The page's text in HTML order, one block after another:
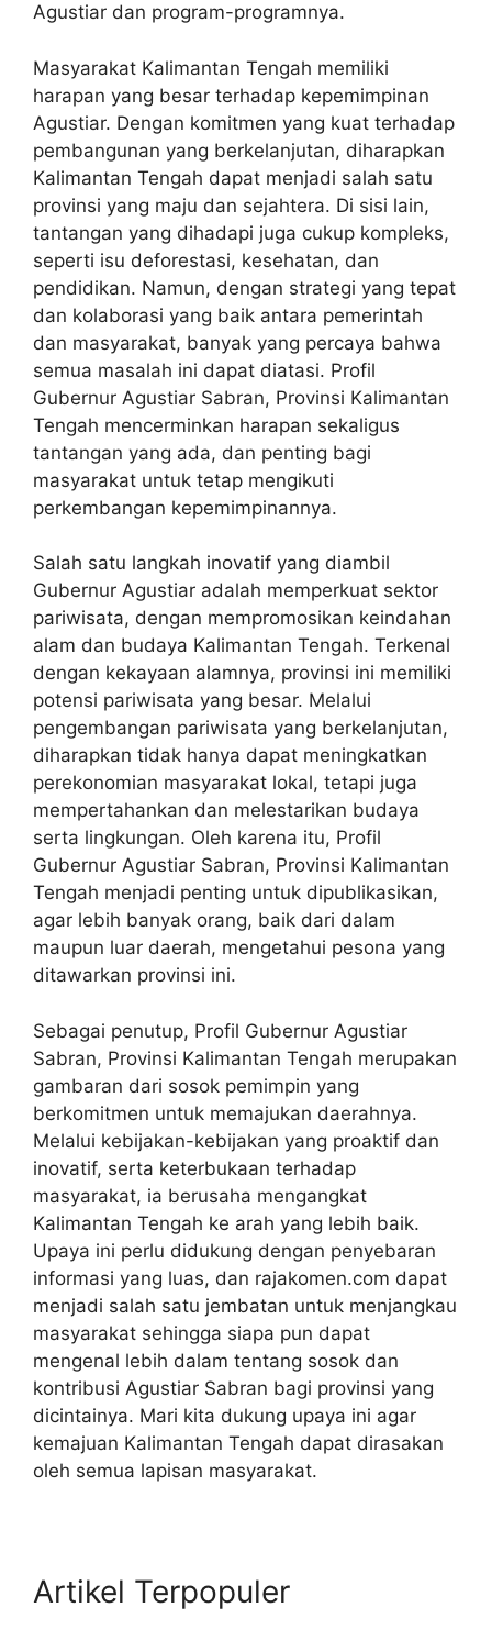
Agustiar dan program-programnya.
Masyarakat Kalimantan Tengah memiliki
harapan yang besar terhadap kepemimpinan
Agustiar. Dengan komitmen yang kuat terhadap
pembangunan yang berkelanjutan, diharapkan
Kalimantan Tengah dapat menjadi salah satu
provinsi yang maju dan sejahtera. Di sisi lain,
tantangan yang dihadapi juga cukup kompleks,
seperti isu deforestasi, kesehatan, dan
pendidikan. Namun, dengan strategi yang tepat
dan kolaborasi yang baik antara pemerintah
dan masyarakat, banyak yang percaya bahwa
semua masalah ini dapat diatasi. Profil
Gubernur Agustiar Sabran, Provinsi Kalimantan
Tengah mencerminkan harapan sekaligus
tantangan yang ada, dan penting bagi
masyarakat untuk tetap mengikuti
perkembangan kepemimpinannya.
Salah satu langkah inovatif yang diambil
Gubernur Agustiar adalah memperkuat sektor
pariwisata, dengan mempromosikan keindahan
alam dan budaya Kalimantan Tengah. Terkenal
dengan kekayaan alamnya, provinsi ini memiliki
potensi pariwisata yang besar. Melalui
pengembangan pariwisata yang berkelanjutan,
diharapkan tidak hanya dapat meningkatkan
perekonomian masyarakat lokal, tetapi juga
mempertahankan dan melestarikan budaya
serta lingkungan. Oleh karena itu, Profil
Gubernur Agustiar Sabran, Provinsi Kalimantan
Tengah menjadi penting untuk dipublikasikan,
agar lebih banyak orang, baik dari dalam
maupun luar daerah, mengetahui pesona yang
ditawarkan provinsi ini.
Sebagai penutup, Profil Gubernur Agustiar
Sabran, Provinsi Kalimantan Tengah merupakan
gambaran dari sosok pemimpin yang
berkomitmen untuk memajukan daerahnya.
Melalui kebijakan-kebijakan yang proaktif dan
inovatif, serta keterbukaan terhadap
masyarakat, ia berusaha mengangkat
Kalimantan Tengah ke arah yang lebih baik.
Upaya ini perlu didukung dengan penyebaran
informasi yang luas, dan rajakomen.com dapat
menjadi salah satu jembatan untuk menjangkau
masyarakat sehingga siapa pun dapat
mengenal lebih dalam tentang sosok dan
kontribusi Agustiar Sabran bagi provinsi yang
dicintainya. Mari kita dukung upaya ini agar
kemajuan Kalimantan Tengah dapat dirasakan
oleh semua lapisan masyarakat.
Artikel Terpopuler